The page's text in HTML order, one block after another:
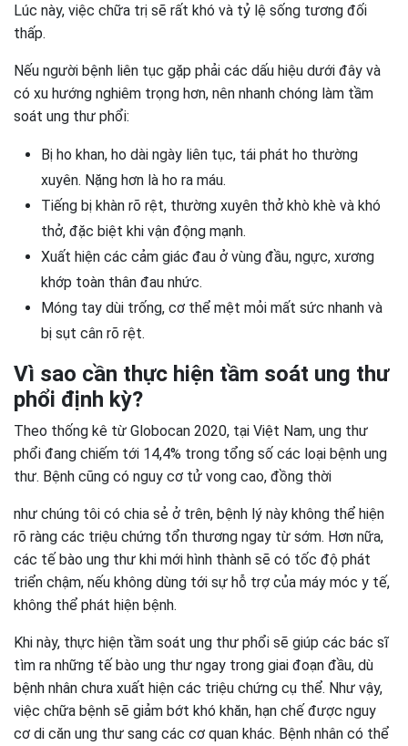
Lúc này, việc chữa trị sẽ rất khó và tỷ lệ sống tương đối
thấp.
Nếu người bệnh liên tục gặp phải các dấu hiệu dưới đây và
có xu hướng nghiêm trọng hơn, nên nhanh chóng làm tầm
soát ung thư phổi:
Bị ho khan, ho dài ngày liên tục, tái phát ho thường
xuyên. Nặng hơn là ho ra máu.
Tiếng bị khàn rõ rệt, thường xuyên thở khò khè và khó
thở, đặc biệt khi vận động mạnh.
Xuất hiện các cảm giác đau ở vùng đầu, ngực, xương
khớp toàn thân đau nhức.
Móng tay dùi trống, cơ thể mệt mỏi mất sức nhanh và
bị sụt cân rõ rệt.
Vì sao cần thực hiện tầm soát ung thư
phổi định kỳ?
Theo thống kê từ Globocan 2020, tại Việt Nam, ung thư
phổi đang chiếm tới 14,4% trong tổng số các loại bệnh ung
thư. Bệnh cũng có nguy cơ tử vong cao, đồng thời
như chúng tôi có chia sẻ ở trên, bệnh lý này không thể hiện
rõ ràng các triệu chứng tổn thương ngay từ sớm. Hơn nữa,
các tế bào ung thư khi mới hình thành sẽ có tốc độ phát
triển chậm, nếu không dùng tới sự hỗ trợ của máy móc y tế,
không thể phát hiện bệnh.
Khi này, thực hiện tầm soát ung thư phổi sẽ giúp các bác sĩ
tìm ra những tế bào ung thư ngay trong giai đoạn đầu, dù
bệnh nhân chưa xuất hiện các triệu chứng cụ thể. Như vậy,
việc chữa bệnh sẽ giảm bớt khó khăn, hạn chế được nguy
cơ di căn ung thư sang các cơ quan khác. Bệnh nhân có thể